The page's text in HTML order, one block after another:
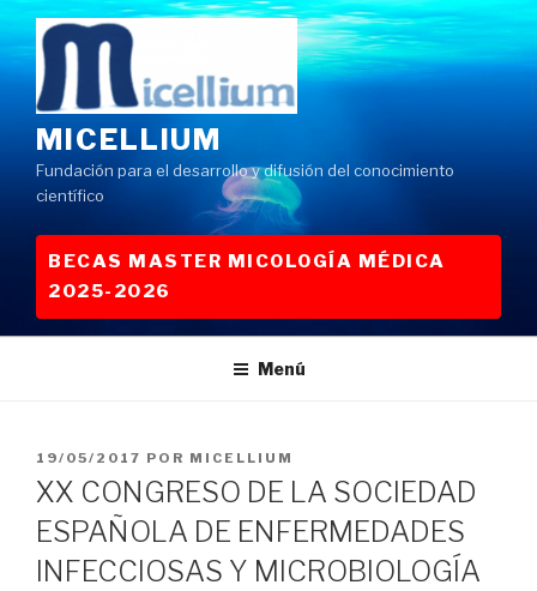
Saltar
al
contenido
MICELLIUM
Fundación para el desarrollo y difusión del conocimiento
científico
BECAS MASTER MICOLOGÍA MÉDICA
2025-2026
Menú
PUBLICADO
EL
19/05/2017 POR MICELLIUM
XX CONGRESO DE LA SOCIEDAD
ESPAÑOLA DE ENFERMEDADES
INFECCIOSAS Y MICROBIOLOGÍA